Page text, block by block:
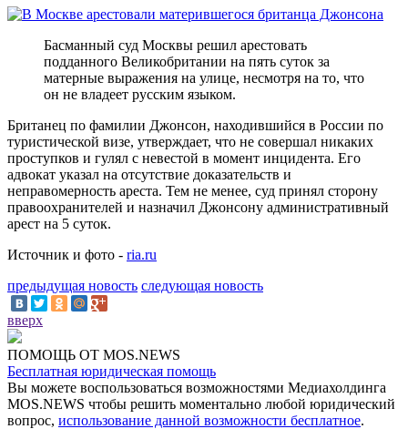
Басманный суд Москвы решил арестовать
подданного Великобритании на пять суток за
матерные выражения на улице, несмотря на то, что
он не владеет русским языком.
Британец по фамилии Джонсон, находившийся в России по
туристической визе, утверждает, что не совершал никаких
проступков и гулял с невестой в момент инцидента. Его
адвокат указал на отсутствие доказательств и
неправомерность ареста. Тем не менее, суд принял сторону
правоохранителей и назначил Джонсону административный
арест на 5 суток.
Источник и фото - ria.ru
предыдущая новость следующая новость
вверх
ПОМОЩЬ ОТ MOS.NEWS
Бесплатная юридическая помощь
Вы можете воспользоваться возможностями Медиахолдинга
MOS.NEWS чтобы решить моментально любой юридический
вопрос, использование данной возможности бесплатное.